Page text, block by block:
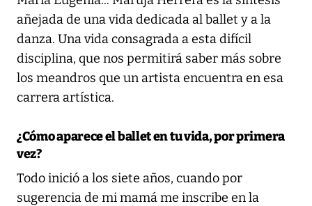
añejada de una vida dedicada al ballet y a la
danza. Una vida consagrada a esta difícil
disciplina, que nos permitirá saber más sobre
los meandros que un artista encuentra en esa
carrera artística.
¿Cómo aparece el ballet en tu vida, por primera
vez?
Todo inició a los siete años, cuando por
sugerencia de mi mamá me inscribe en la